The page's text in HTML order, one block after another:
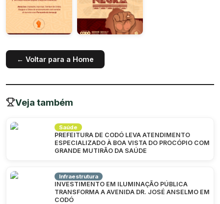
← Voltar para a Home
Veja também
Saúde
PREFEITURA DE CODÓ LEVA ATENDIMENTO
ESPECIALIZADO À BOA VISTA DO PROCÓPIO COM
GRANDE MUTIRÃO DA SAÚDE
Infraestrutura
INVESTIMENTO EM ILUMINAÇÃO PÚBLICA
TRANSFORMA A AVENIDA DR. JOSÉ ANSELMO EM
CODÓ